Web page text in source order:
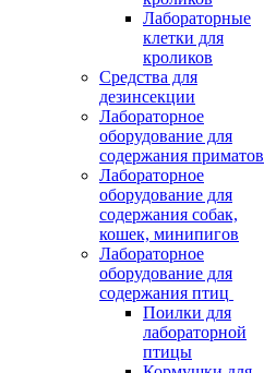
Лабораторные
клетки для
кроликов
Средства для
дезинсекции
Лабораторное
оборудование для
содержания приматов
Лабораторное
оборудование для
содержания собак,
кошек, минипигов
Лабораторное
оборудование для
содержания птиц
Поилки для
лабораторной
птицы